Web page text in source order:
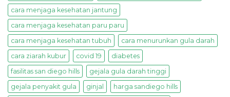
cara menjaga kesehatan jantung
cara menjaga kesehatan paru paru
cara menjaga kesehatan tubuh
cara menurunkan gula darah
cara ziarah kubur
covid 19
diabetes
fasilitas san diego hills
gejala gula darah tinggi
gejala penyakit gula
ginjal
harga sandiego hills